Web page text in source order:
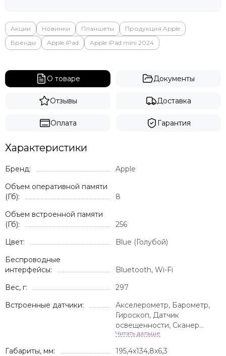
Акции Новинки Планшеты
Продукция Apple
Бренды
Apple iPad Apple iPad mini 2024
О товаре Документы
Отзывы Доставка
Оплата Гарантия
Характеристики
Бренд:
Apple
Объем оперативной памяти
(Гб):
8
Объем встроенной памяти
(Гб):
256
Цвет:
Blue (Голубой)
Беспроводные
интерфейсы:
Bluetooth, Wi-Fi
Вес, г:
297
Встроенные датчики:
Акселерометр, Барометр,
Гироскоп, Датчик
освещенности, Сканер
отпечатка пальца
Габариты, мм:
195,4x134,8x6,3